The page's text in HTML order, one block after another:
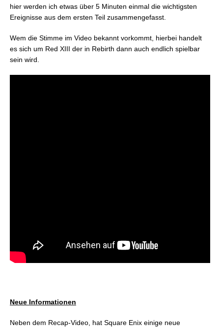
hier werden ich etwas über 5 Minuten einmal die wichtigsten
Ereignisse aus dem ersten Teil zusammengefasst.
Wem die Stimme im Video bekannt vorkommt, hierbei handelt
es sich um Red XIII der in Rebirth dann auch endlich spielbar
sein wird.
Neue Informationen
Neben dem Recap-Video, hat Square Enix einige neue